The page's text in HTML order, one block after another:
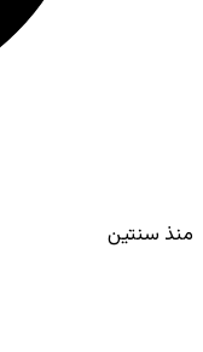
منذ سنتين